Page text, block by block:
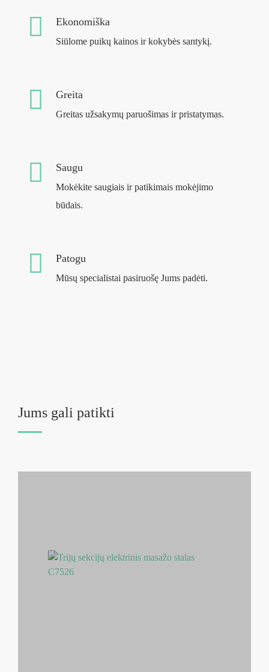
Ekonomiška
Siūlome puikų kainos ir kokybės santykį.
Greita
Greitas užsakymų paruošimas ir pristatymas.
Saugu
Mokėkite saugiais ir patikimais mokėjimo
būdais.
Patogu
Mūsų specialistai pasiruošę Jums padėti.
Jums gali patikti